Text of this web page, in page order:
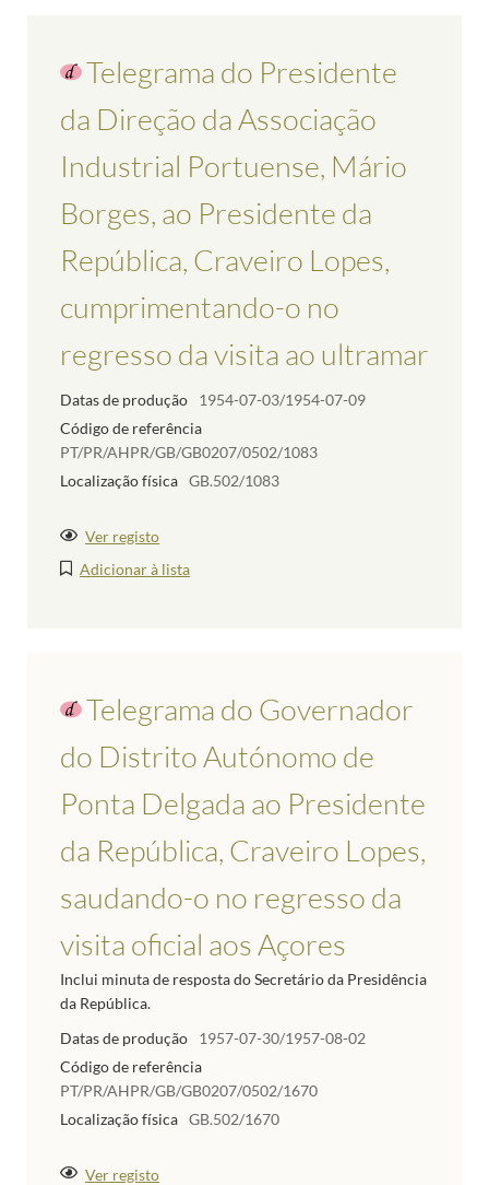
Telegrama do Presidente
da Direção da Associação
Industrial Portuense, Mário
Borges, ao Presidente da
República, Craveiro Lopes,
cumprimentando-o no
regresso da visita ao ultramar
Datas de produção
1954-07-03/1954-07-09
Código de referência
PT/PR/AHPR/GB/GB0207/0502/1083
Localização física GB.502/1083
Ver registo
Adicionar à lista
Telegrama do Governador
do Distrito Autónomo de
Ponta Delgada ao Presidente
da República, Craveiro Lopes,
saudando-o no regresso da
visita oficial aos Açores
Inclui minuta de resposta do Secretário da Presidência
da República.
Datas de produção
1957-07-30/1957-08-02
Código de referência
PT/PR/AHPR/GB/GB0207/0502/1670
Localização física GB.502/1670
Ver registo